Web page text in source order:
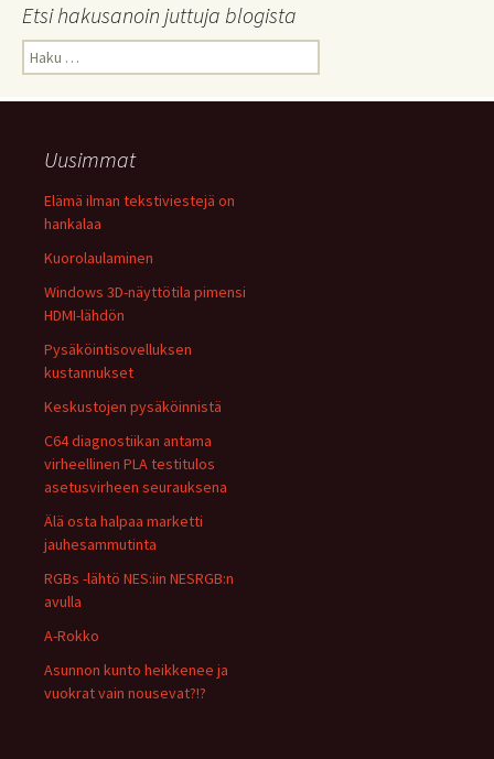
Etsi hakusanoin juttuja blogista
Haku:
Uusimmat
Elämä ilman tekstiviestejä on
hankalaa
Kuorolaulaminen
Windows 3D-näyttötila pimensi
HDMI-lähdön
Pysäköintisovelluksen
kustannukset
Keskustojen pysäköinnistä
C64 diagnostiikan antama
virheellinen PLA testitulos
asetusvirheen seurauksena
Älä osta halpaa marketti
jauhesammutinta
RGBs -lähtö NES:iin NESRGB:n
avulla
A-Rokko
Asunnon kunto heikkenee ja
vuokrat vain nousevat?!?